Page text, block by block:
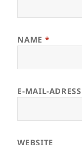
NAME *
E-MAIL-
WEBSITE